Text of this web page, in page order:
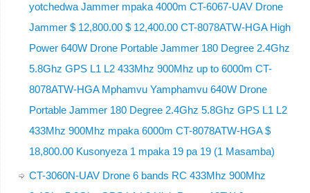
yotchedwa Jammer mpaka 4000m CT-6067-UAV Drone
Jammer $ 12,800.00 $ 12,400.00 CT-8078ATW-HGA High
Power 640W Drone Portable Jammer 180 Degree 2.4Ghz
5.8Ghz GPS L1 L2 433Mhz 900Mhz up to 6000m CT-
8078ATW-HGA Mphamvu Yamphamvu 640W Drone
Portable Jammer 180 Degree 2.4Ghz 5.8Ghz GPS L1 L2
433Mhz 900Mhz mpaka 6000m CT-8078ATW-HGA $
18,800.00 Kusonyeza 1 mpaka 19 pa 19 (1 Masamba)
CT-3060N-UAV Drone 6 bands RC 433Mhz 900Mhz